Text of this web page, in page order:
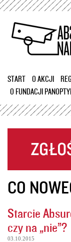
START O AKCJI
O FUNDACJI
CO
Starcie
czy na „nie”?
03.10.2015